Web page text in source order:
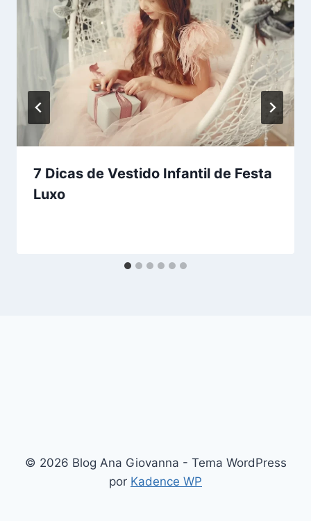
7 Dicas de Vestido Infantil de Festa
Luxo
© 2026 Blog Ana Giovanna - Tema WordPress
por Kadence WP